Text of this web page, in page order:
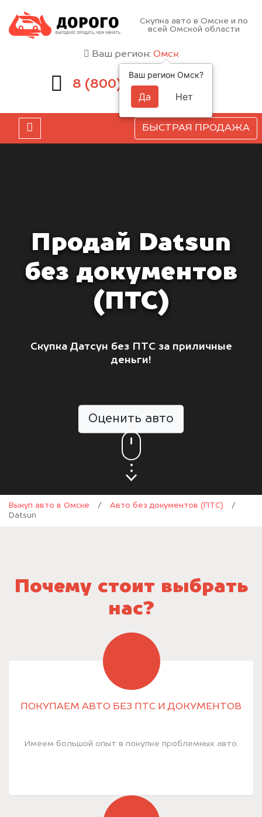
Скупка авто в Омске и по
всей Омской области
Ваш регион: Омск
8 (800) 551-81-15
БЫСТРАЯ ПРОДАЖА
Продай Datsun
без документов
(ПТС)
Скупка Датсун без ПТС за приличные
деньги!
Оценить авто
Выкуп авто в Омске / Авто без документов (ПТС)
/
Datsun
Почему стоит выбрать
нас?
ПОКУПАЕМ АВТО БЕЗ ПТС И ДОКУМЕНТОВ
Имеем большой опыт в покупке проблемных авто.
Ваш регион Омск?
Да Нет